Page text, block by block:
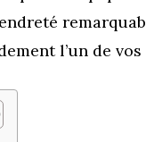
l’un de